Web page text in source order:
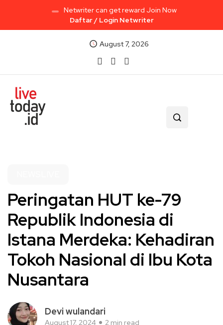
Netwriter can get reward Join Now
Daftar / Login Netwriter
August 7, 2026
Peringatan HUT ke-79
Republik Indonesia di
Istana Merdeka: Kehadiran
Tokoh Nasional di Ibu Kota
Nusantara
Devi wulandari
August 17, 2024 2 min read